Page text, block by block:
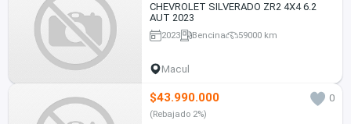
CHEVROLET SILVERADO ZR2 4X4 6.2
AUT 2023
2023 Bencina 59000 km
Macul
$43.990.000 0
(Rebajado 2%)